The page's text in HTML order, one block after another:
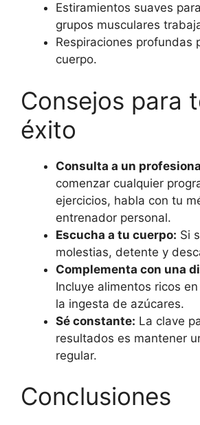
Estiramientos suaves
grupos musculares
Respiraciones profundas
cuerpo.
Consejos para
éxito
Consulta a un
comenzar cualquier
ejercicios, habla con tu
entrenador personal.
Escucha a tu cuerpo: Si
molestias, detente y
Complementa con una
Incluye alimentos ricos
la ingesta de azúcares.
Sé constante: La clave
resultados es mantener
regular.
Conclusiones